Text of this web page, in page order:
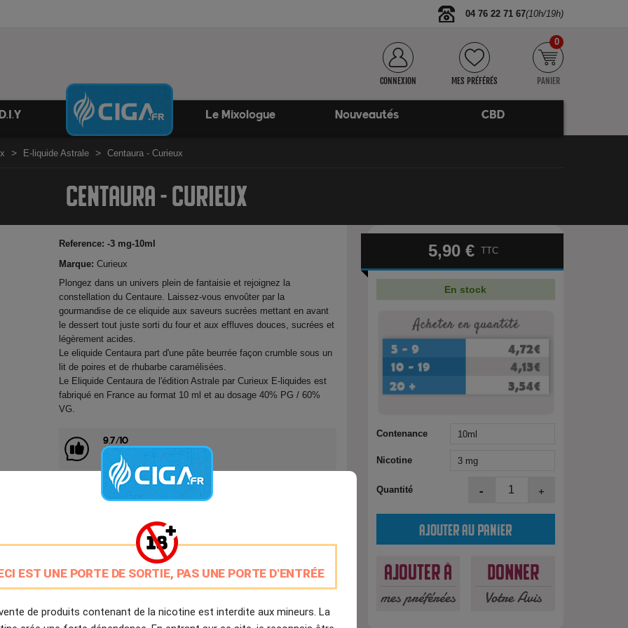
EST UNE PORTE DE SORTIE, PAS UNE PORTE D'ENTRÉE
de produits contenant de la nicotine est interdite aux mineurs. La
04 76 22 71 67(10h/19h)
CONNEXION MES PRÉFÉRÉS PANIER
0
Le Mixologue Nouveautés CBD
E-liquide Astrale Centaura - Curieux
CENTAURA - CURIEUX
Reference: -3 mg-10ml
Marque: Curieux
Plongez dans un univers plein de fantaisie et rejoignez la
constellation du Centaure. Laissez-vous envoûter par la
gourmandise de ce eliquide aux saveurs sucrées mettant en avant
le dessert tout juste sorti du four et aux effluves douces, sucrées et
légèrement acides.
Le eliquide Centaura part d'une pâte beurrée façon crumble sous un
lit de poires et de rhubarbe caramélisées.
Le Eliquide Centaura de l'édition Astrale par Curieux E-liquides est
fabriqué en France au format 10 ml et au dosage 40% PG / 60%
VG.
9.7/10
Avis client de Ciga.fr
Livraison Offerte
à partir de 20€
Expédition Immédiate
Commande passée avant 14h
Partager Tweet Pinterest
5,90 € TTC
En stock
Contenance
Nicotine
Quantité - +
Ajouter au panier
Ajouter à
mes préférées
Donner
Votre Avis